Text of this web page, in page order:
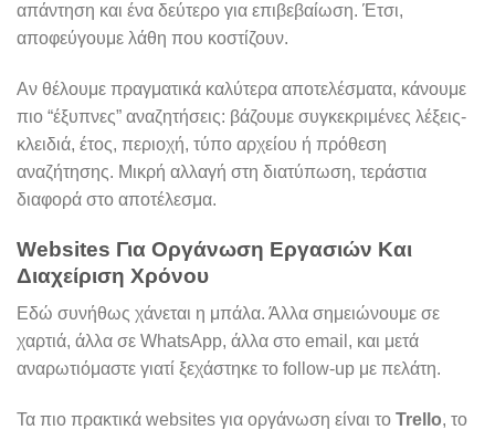
απάντηση και ένα δεύτερο για επιβεβαίωση. Έτσι,
αποφεύγουμε λάθη που κοστίζουν.
Αν θέλουμε πραγματικά καλύτερα αποτελέσματα, κάνουμε
πιο “έξυπνες” αναζητήσεις: βάζουμε συγκεκριμένες λέξεις-
κλειδιά, έτος, περιοχή, τύπο αρχείου ή πρόθεση
αναζήτησης. Μικρή αλλαγή στη διατύπωση, τεράστια
διαφορά στο αποτέλεσμα.
Websites Για Οργάνωση Εργασιών Και
Διαχείριση Χρόνου
Εδώ συνήθως χάνεται η μπάλα. Άλλα σημειώνουμε σε
χαρτιά, άλλα σε WhatsApp, άλλα στο email, και μετά
αναρωτιόμαστε γιατί ξεχάστηκε το follow-up με πελάτη.
Τα πιο πρακτικά websites για οργάνωση είναι το Trello, το